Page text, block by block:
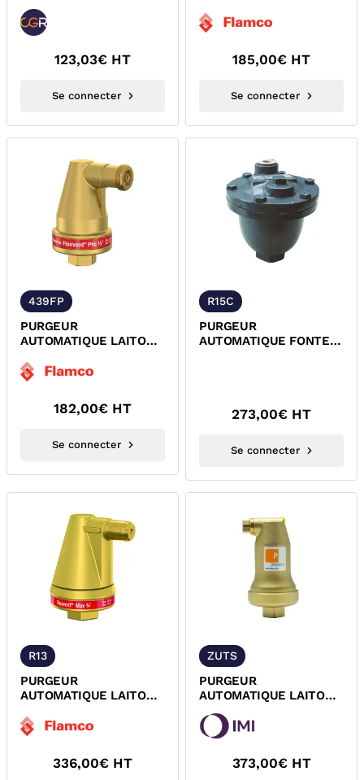
NICKELE FEMELLE R5
CGR
123,03€ HT
Se connecter
SUPER FLAMCO
185,00€ HT
Se connecter
439FP
PURGEUR
AUTOMATIQUE LAITON
PRO FLAMCO 28519
182,00€ HT
Se connecter
R15C
PURGEUR
AUTOMATIQUE FONTE
273,00€ HT
Se connecter
R13
PURGEUR
AUTOMATIQUE LAITON
FLEXVENT MAX FLAMCO
28550
336,00€ HT
ZUTS
PURGEUR
AUTOMATIQUE LAITON
HAUTE TEMPERATURE
SOLAIRE FEMELLE
ZEPARO IMI
373,00€ HT